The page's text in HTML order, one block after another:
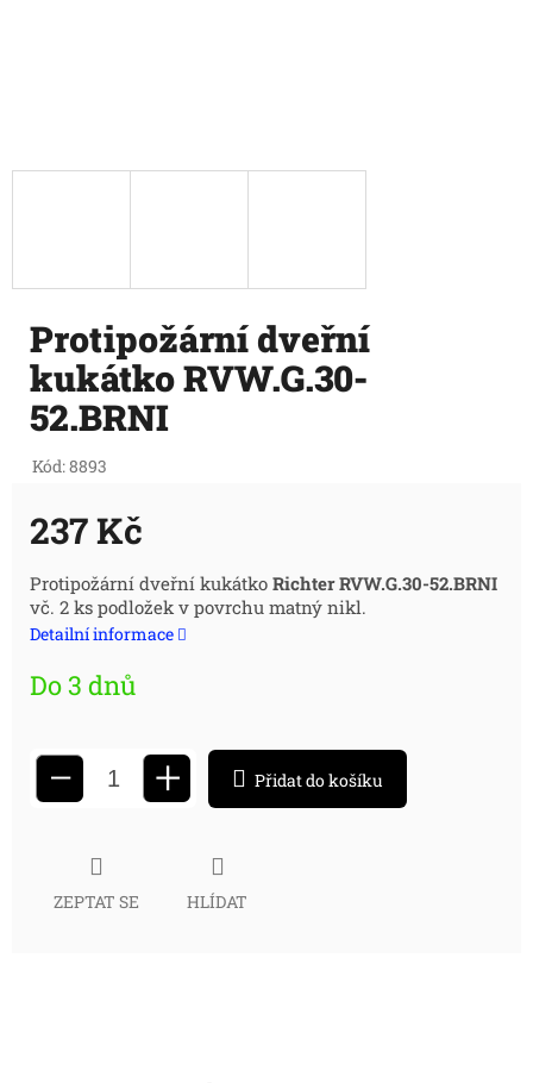
Protipožární dveřní
kukátko RVW.G.30-
52.BRNI
Kód:8893
237 Kč
Měrná
cena:
Protipožární dveřní kukátko Richter RVW.G.30-52.BRNI
vč. 2 ks podložek v povrchu matný nikl.
Detailní informace
Do 3 dnů
− + Přidat do košíku
ZEPTAT SE HLÍDAT